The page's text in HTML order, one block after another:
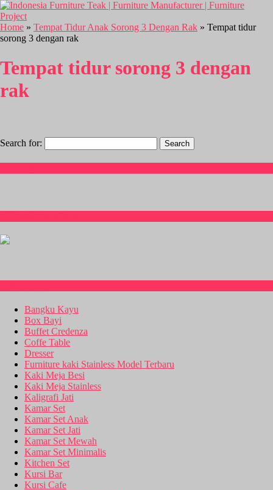
Home » Tempat Tidur Anak Sorong 3 Dengan Rak » Tempat tidur
sorong 3 dengan rak
Tempat tidur sorong 3 dengan
rak
Search for:
Bangku Kayu
Box Bayi
Buffet Credenza
Coffe Table
Dresser
Furniture kaki Stainless Model Terbaru
Kaki Meja Besi
Kaki Meja Stainless
Kaligrafi Jati
Kamar Set
Kamar Set Anak
Kamar Set Jati
Kamar Set Mewah
Kamar Set Minimalis
Kitchen Set
Kursi Bar
Kursi Cafe